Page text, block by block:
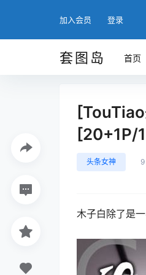
加入会员 登录
套图岛 首页
[20+1P/
头条女神
木子白除了是